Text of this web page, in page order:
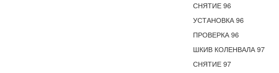
СНЯТИЕ 96
УСТАНОВКА 96
ПРОВЕРКА 96
ШКИВ КОЛЕНВАЛА 97
СНЯТИЕ 97